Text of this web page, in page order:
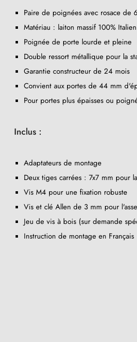
(6 avis)
Paire de poignées avec rosace de
Matériau : laiton massif 100%
Poignée de porte lourde et pleine
Double ressort métallique pour la
Garantie constructeur de 24 mois
Convient aux portes de 44 mm
Pour portes plus épaisses ou
Inclus :
Adaptateurs de montage
Deux tiges carrées : 7x7 mm pour
Vis M4 pour une fixation robuste
Vis et clé Allen de 3 mm pour
Jeu de vis à bois (sur demande
Instruction de montage en Français